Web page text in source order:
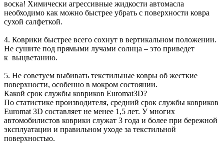
воска! Химически агрессивные жидкости автомасла
необходимо как можно быстрее убрать с поверхности ковра
сухой салфеткой.
4. Коврики быстрее всего сохнут в вертикальном положении.
Не сушите под прямыми лучами солнца – это приведет
к выцветанию.
5. Не советуем выбивать текстильные ковры об жесткие
поверхности, особенно в мокром состоянии.
Какой срок службы ковриков Euromat3D?
По статистике производителя, средний срок службы ковриков
Euromat 3D составляет не менее 1,5 лет. У многих
автомобилистов коврики служат 3 года и более при бережной
эксплуатации и правильном уходе за текстильной
поверхностью.